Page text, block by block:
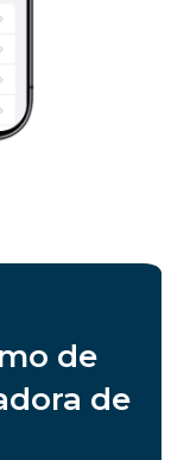
de
de